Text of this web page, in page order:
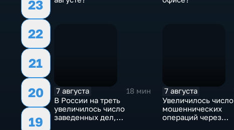
23
22
21
20
19
7 августа
18 мин
В России на треть
увеличилось число
заведенных дел,
7 августа
Увеличилось число
мошеннических
операций через